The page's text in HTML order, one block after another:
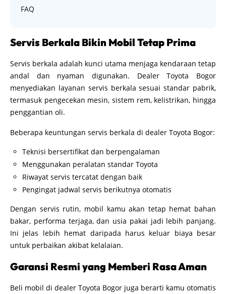
FAQ
Servis Berkala Bikin Mobil Tetap Prima
Servis berkala adalah kunci utama menjaga kendaraan tetap
andal dan nyaman digunakan. Dealer Toyota Bogor
menyediakan layanan servis berkala sesuai standar pabrik,
termasuk pengecekan mesin, sistem rem, kelistrikan, hingga
penggantian oli.
Beberapa keuntungan servis berkala di dealer Toyota Bogor:
Teknisi bersertifikat dan berpengalaman
Menggunakan peralatan standar Toyota
Riwayat servis tercatat dengan baik
Pengingat jadwal servis berikutnya otomatis
Dengan servis rutin, mobil kamu akan tetap hemat bahan
bakar, performa terjaga, dan usia pakai jadi lebih panjang.
Ini jelas lebih hemat daripada harus keluar biaya besar
untuk perbaikan akibat kelalaian.
Garansi Resmi yang Memberi Rasa Aman
Beli mobil di dealer Toyota Bogor juga berarti kamu otomatis